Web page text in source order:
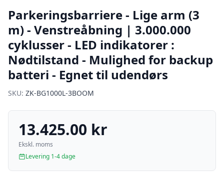
Parkeringsbarriere - Lige arm (3
m) - Venstreåbning | 3.000.000
cyklusser - LED indikatorer :
Nødtilstand - Mulighed for backup
batteri - Egnet til udendørs
SKU: ZK-BG1000L-3BOOM
13.425.00 kr
Ekskl. moms
Levering 1-4 dage